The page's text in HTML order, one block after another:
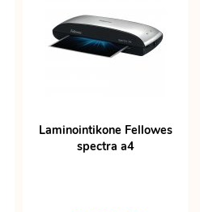
Laminointikone Fellowes
spectra a4